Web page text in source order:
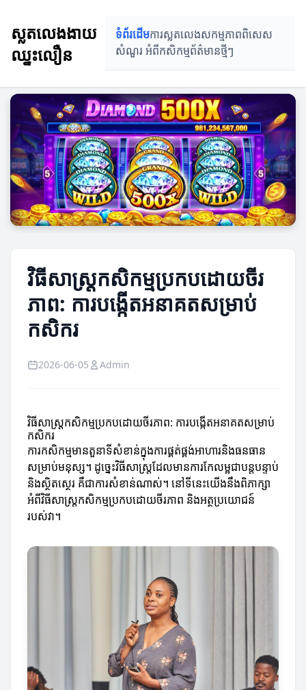
ស្លតលេងងាយ
ឈ្នះលឿន
ទំព័រដើមការស្លតលេងសកម្មភាពពិសេស
សំណួរ អំពីកសិកម្មព័ត៌មានថ្មីៗ
វិធីសាស្ត្រកសិកម្មប្រកបដោយចីរ
ភាព: ការបង្កើតអនាគតសម្រាប់
កសិករ
2026-06-05 Admin
វិធីសាស្ត្រកសិកម្មប្រកបដោយចីរភាព: ការបង្កើតអនាគតសម្រាប់
កសិករ
ការកសិកម្មមានតួនាទីសំខាន់ក្នុងការផ្គត់ផ្គង់អាហារនិងធនធាន
សម្រាប់មនុស្ស។ ដូច្នេះវិធីសាស្ត្រដែលមានការកែលម្អជាបន្តបន្ទាប់
និងស្ថិតស្ថេរ គឺជាការសំខាន់ណាស់។ នៅទីនេះយើងនឹងពិភាក្សា
អំពីវិធីសាស្ត្រកសិកម្មប្រកបដោយចីរភាព និងអត្ថប្រយោជន៍
របស់វា។